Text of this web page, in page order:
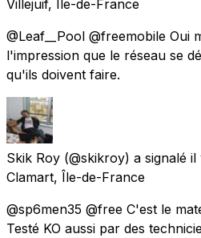
Villejuif, Île-de-France
@Leaf__Pool @freemobile Oui
l'impression que le réseau se
qu'ils doivent faire.
Skik Roy (@skikroy) a signalé il
Clamart, Île-de-France
@sp6men35 @free C'est le
Testé KO aussi par des